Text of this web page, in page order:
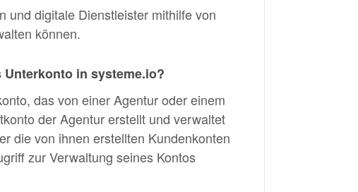
und digitale Dienstleister mithilfe von
können.
in systeme.io?
das von einer Agentur oder einem
der Agentur erstellt und verwaltet
die von ihnen erstellten Kundenkonten
zur Verwaltung seines Kontos